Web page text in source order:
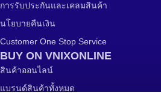
การรับประกันและเคลมสินค้า
นโยบายคืนเงิน
Customer One Stop Service
BUY ON VNIXONLINE
สินค้าออนไลน์
แบรนด์สินค้าทั้งหมด